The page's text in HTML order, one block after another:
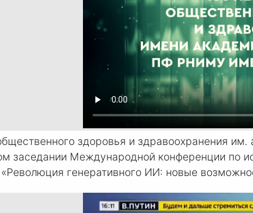
здоровья и здравоохранения
заседании Международной конференции по
генеративного ИИ: новые